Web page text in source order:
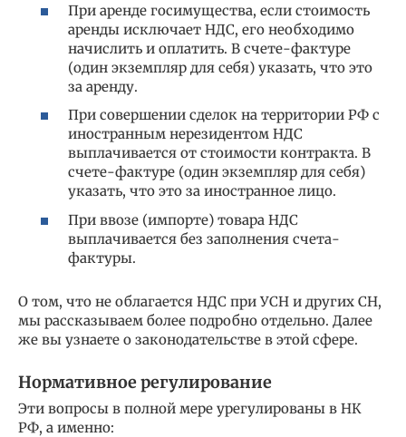
При аренде госимущества, если стоимость
аренды исключает НДС, его необходимо
начислить и оплатить. В счете-фактуре
(один экземпляр для себя) указать, что это
за аренду.
При совершении сделок на территории РФ с
иностранным нерезидентом НДС
выплачивается от стоимости контракта. В
счете-фактуре (один экземпляр для себя)
указать, что это за иностранное лицо.
При ввозе (импорте) товара НДС
выплачивается без заполнения счета-
фактуры.
О том, что не облагается НДС при УСН и других СН,
мы рассказываем более подробно отдельно. Далее
же вы узнаете о законодательстве в этой сфере.
Нормативное регулирование
Эти вопросы в полной мере урегулированы в НК
РФ, а именно: